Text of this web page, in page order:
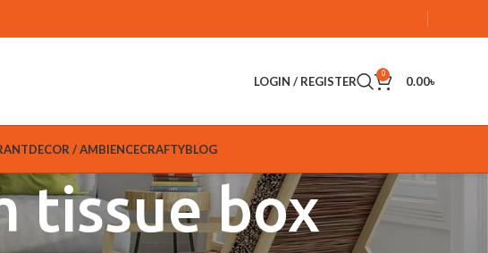
LOGIN / REGISTER 0 0.00৳
DECOR / AMBIENCECRAFTYBLOG
tissue box